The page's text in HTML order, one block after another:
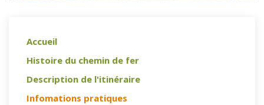
Accueil
Histoire du chemin de fer
Description de l'itinéraire
Infomations pratiques